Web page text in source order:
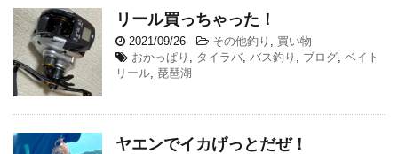
リール買っちゃった！
2021/09/26 -その他釣り
買い物
おかっぱり
タイラバ バス釣り ブログ ベイト
リール 琵琶湖
ヤエンでイカげっとだぜ！